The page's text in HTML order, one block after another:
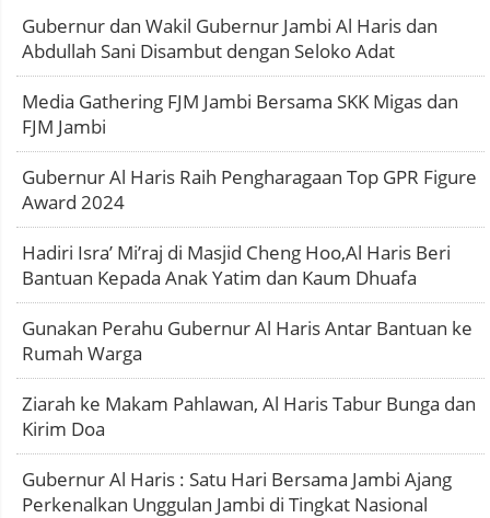
Gubernur dan Wakil Gubernur Jambi Al Haris dan
Abdullah Sani Disambut dengan Seloko Adat
Media Gathering FJM Jambi Bersama SKK Migas dan
FJM Jambi
Gubernur Al Haris Raih Pengharagaan Top GPR Figure
Award 2024
Hadiri Isra’ Mi’raj di Masjid Cheng Hoo,Al Haris Beri
Bantuan Kepada Anak Yatim dan Kaum Dhuafa
Gunakan Perahu Gubernur Al Haris Antar Bantuan ke
Rumah Warga
Ziarah ke Makam Pahlawan, Al Haris Tabur Bunga dan
Kirim Doa
Gubernur Al Haris : Satu Hari Bersama Jambi Ajang
Perkenalkan Unggulan Jambi di Tingkat Nasional